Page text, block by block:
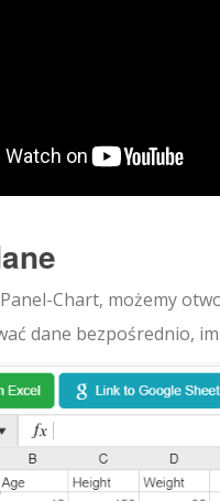
Chart, możemy
dane bezpośrednio,